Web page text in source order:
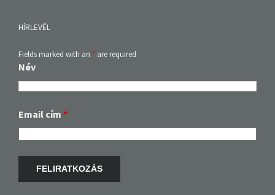
HÍRLEVÉL
Fields marked with an * are required
Név
Email cím *